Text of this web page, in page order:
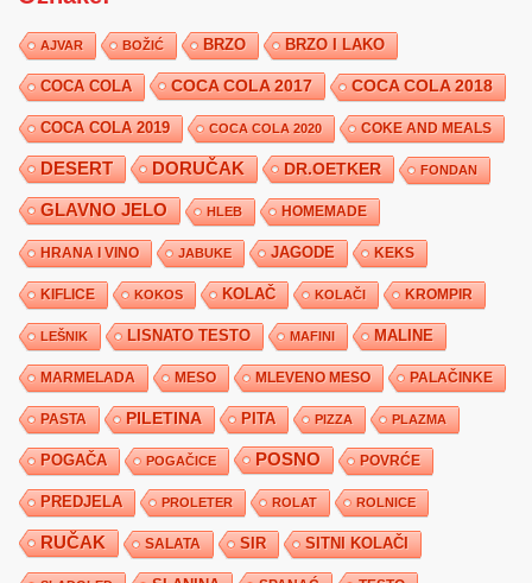
AJVAR BOŽIĆ BRZO BRZO I LAKO
COCA COLA COCA COLA 2017 COCA COLA 2018
COCA COLA 2019 COCA COLA 2020 COKE AND MEALS
DESERT DORUČAK DR.OETKER FONDAN
GLAVNO JELO HLEB HOMEMADE
HRANA I VINO JABUKE JAGODE KEKS
KIFLICE KOKOS KOLAČ KOLAČI KROMPIR
LEŠNIK LISNATO TESTO MAFINI MALINE
MARMELADA MESO MLEVENO MESO PALAČINKE
PASTA PILETINA PITA PIZZA PLAZMA
POGAČA POGAČICE POSNO POVRĆE
PREDJELA PROLETER ROLAT ROLNICE
RUČAK SALATA SIR SITNI KOLAČI